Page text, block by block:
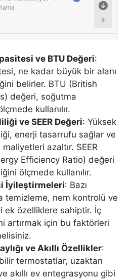
6
ve BTU Değeri:
ne kadar büyük bir alanı
belirler. BTU (British
değeri, soğutma
kullanılır.
ve SEER Değeri: Yüksek
enerji tasarrufu sağlar ve
azaltır. SEER
Efficiency Ratio) değeri
ölçmede kullanılır.
İyileştirmeleri: Bazı
temizleme, nem kontrolü ve
ek özelliklere sahiptir. İç
artırmak için bu faktörleri
ve Akıllı Özellikler:
termostatlar, uzaktan
akıllı ev entegrasyonu gibi